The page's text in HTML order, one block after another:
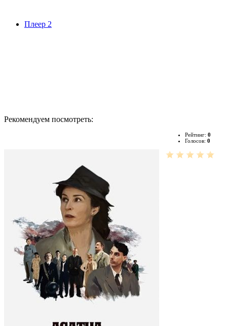
Плеер 2
Рекомендуем посмотреть:
Рейтинг: 0
Голосов: 0